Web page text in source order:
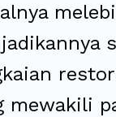
mewakili